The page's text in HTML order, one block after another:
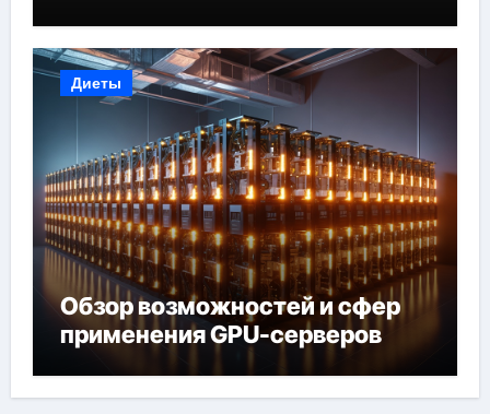
Диеты
Обзор возможностей и сфер
применения GPU-серверов